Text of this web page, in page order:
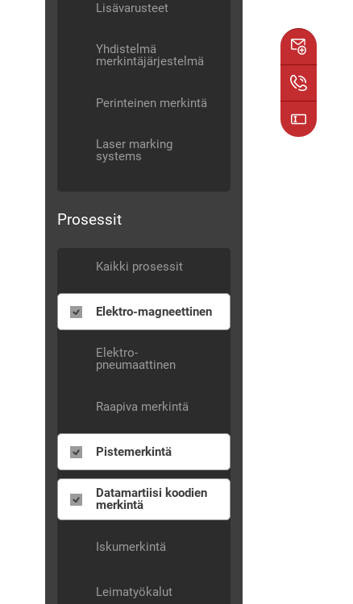
Lisävarusteet
Yhdistelmä
merkintäjärjestelmä
Perinteinen merkintä
Laser marking
systems
Prosessit
Kaikki prosessit
Elektro-magneettinen
Elektro-
pneumaattinen
Raapiva merkintä
Pistemerkintä
Datamartiisi koodien
merkintä
Iskumerkintä
Leimatyökalut